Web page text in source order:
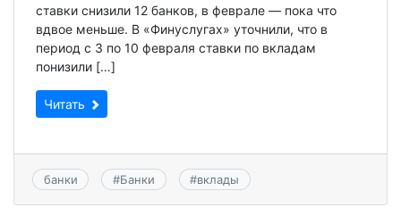
ставки снизили 12 банков, в феврале — пока что
вдвое меньше. В «Финуслугах» уточнили, что в
период с 3 по 10 февраля ставки по вкладам
понизили […]
Читать
банки #Банки #вклады